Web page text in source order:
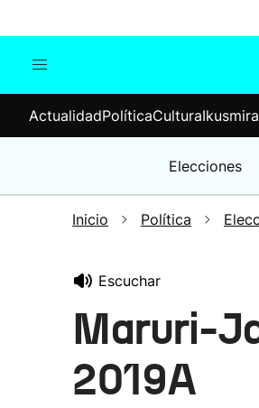
ActualidadPolíticaCultura
Elecciones
Inicio Política
Escuchar
Maruri-
2019A